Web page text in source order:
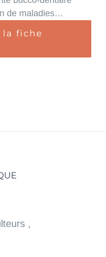
de maladies…
la fiche
,